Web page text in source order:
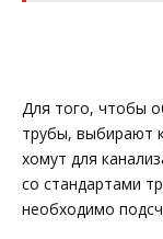
Для того, чтобы
трубы, выбирают
хомут для
со стандартами
необходимо